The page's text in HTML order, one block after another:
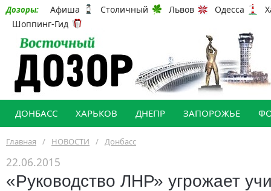
Дозоры: Афиша Столичный Львов Одесса
Шоппинг-Гид
ДОНБАСС ХАРЬКОВ ДНЕПР ЗАПОРОЖЬЕ
Главная / НОВОСТИ / Донбасс
22.06.2015
«Руководство ЛНР» угрожает